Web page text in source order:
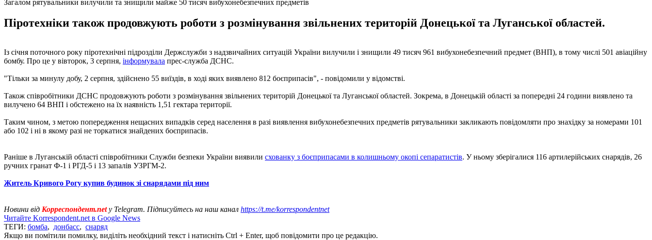
Загалом рятувальники вилучили та знищили майже 50 тисяч вибухонебезпечних предметів
Піротехніки також продовжують роботи з розмінування звільнених територій Донецької та Луганської областей.
Із січня поточного року піротехнічні підрозділи Держслужби з надзвичайних ситуацій України вилучили і знищили 49 тисяч 961 вибухонебезпечний предмет (ВНП), в тому числі 501 авіаційну
бомбу. Про це у вівторок, 3 серпня, інформувала прес-служба ДСНС.
"Тільки за минулу добу, 2 серпня, здійснено 55 виїздів, в ході яких виявлено 812 боєприпасів", - повідомили у відомстві.
Також співробітники ДСНС продовжують роботи з розмінування звільнених територій Донецької та Луганської областей. Зокрема, в Донецькій області за попередні 24 години виявлено та
вилучено 64 ВНП і обстежено на їх наявність 1,51 гектара території.
Таким чином, з метою попередження нещасних випадків серед населення в разі виявлення вибухонебезпечних предметів рятувальники закликають повідомляти про знахідку за номерами 101
або 102 і ні в якому разі не торкатися знайдених боєприпасів.
Раніше в Луганській області співробітники Служби безпеки України виявили схованку з боєприпасами в колишньому окопі сепаратистів. У ньому зберігалися 116 артилерійських снарядів, 26
ручних гранат Ф-1 і РГД-5 і 13 запалів УЗРГМ-2.
Житель Кривого Рогу купив будинок зі снарядами під ним
Новини від Корреспондент.netу Telegram. Підписуйтесь на наш канал https://t.me/korrespondentnet
Читайте Korrespondent.net в Google News
ТЕГИ: бомба, донбасс, снаряд
Якщо ви помітили помилку, виділіть необхідний текст і натисніть Ctrl + Enter, щоб повідомити про це редакцію.